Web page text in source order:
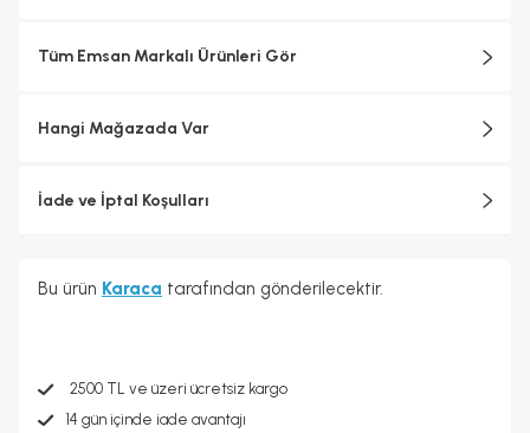
Tüm Emsan Markalı Ürünleri Gör
Hangi Mağazada Var
İade ve İptal Koşulları
Bu ürün Karaca tarafından gönderilecektir.
2500 TL ve üzeri ücretsiz kargo
14 gün içinde iade avantajı